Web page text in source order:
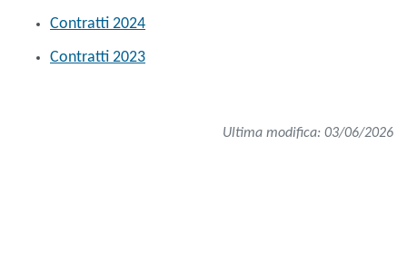
Contratti 2024
Contratti 2023
Ultima modifica: 03/06/2026